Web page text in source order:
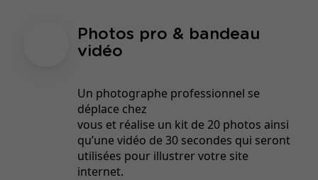
Photos pro & bandeau
vidéo
Un photographe professionnel se
déplace chez
vous et réalise un kit de 20 photos ainsi
qu’une vidéo de 30 secondes qui seront
utilisées pour illustrer votre site
internet.